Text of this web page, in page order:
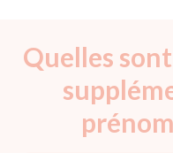
Quelles